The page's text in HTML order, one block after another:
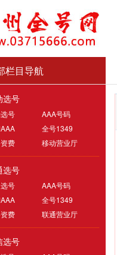
栏目导航
选号
号
AAA号码
全号1349
费
移动营业厅
选号
号
AAA号码
全号1349
费
联通营业厅
选号